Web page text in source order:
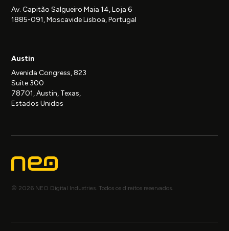
Av. Capitão Salgueiro Maia 14, Loja 6
1885-091, Moscavide Lisboa, Portugal
Austin
Avenida Congress, 823
Suite 300
78701, Austin, Texas,
Estados Unidos
© 2026 NEO Digital Industries. Todos os direitos reservados.